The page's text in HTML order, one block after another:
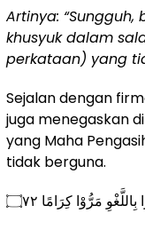
Artinya: “Sungguh,
khusyuk dalam
perkataan) yang
Sejalan dengan
juga menegaskan
yang Maha
tidak berguna.
مَرُّوْا كِرَامًا ۝٧٢